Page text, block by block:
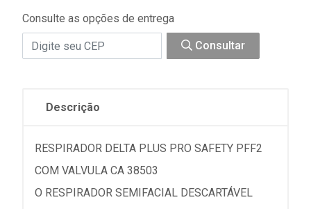
Consulte as opções de entrega
Consultar
Descrição
RESPIRADOR DELTA PLUS PRO SAFETY PFF2
COM VALVULA CA 38503
O RESPIRADOR SEMIFACIAL DESCARTÁVEL